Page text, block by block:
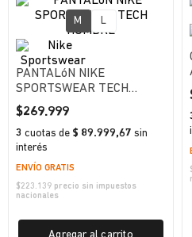
M L
PANTALóN NIKE
SPORTSWEAR TECH
HOMBRE
$269.999
3 cuotas de $ 89.999,67 sin
interés
ENVÍO GRATIS
$223.139 precio sin impuestos
nacionales